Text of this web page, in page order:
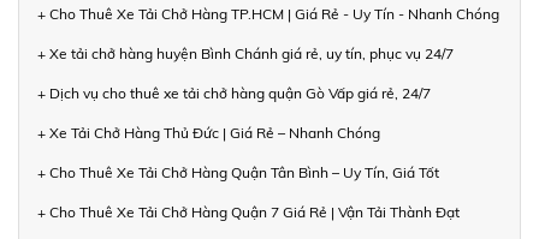
+ Cho Thuê Xe Tải Chở Hàng TP.HCM | Giá Rẻ - Uy Tín - Nhanh Chóng
+ Xe tải chở hàng huyện Bình Chánh giá rẻ, uy tín, phục vụ 24/7
+ Dịch vụ cho thuê xe tải chở hàng quận Gò Vấp giá rẻ, 24/7
+ Xe Tải Chở Hàng Thủ Đức | Giá Rẻ – Nhanh Chóng
+ Cho Thuê Xe Tải Chở Hàng Quận Tân Bình – Uy Tín, Giá Tốt
+ Cho Thuê Xe Tải Chở Hàng Quận 7 Giá Rẻ | Vận Tải Thành Đạt